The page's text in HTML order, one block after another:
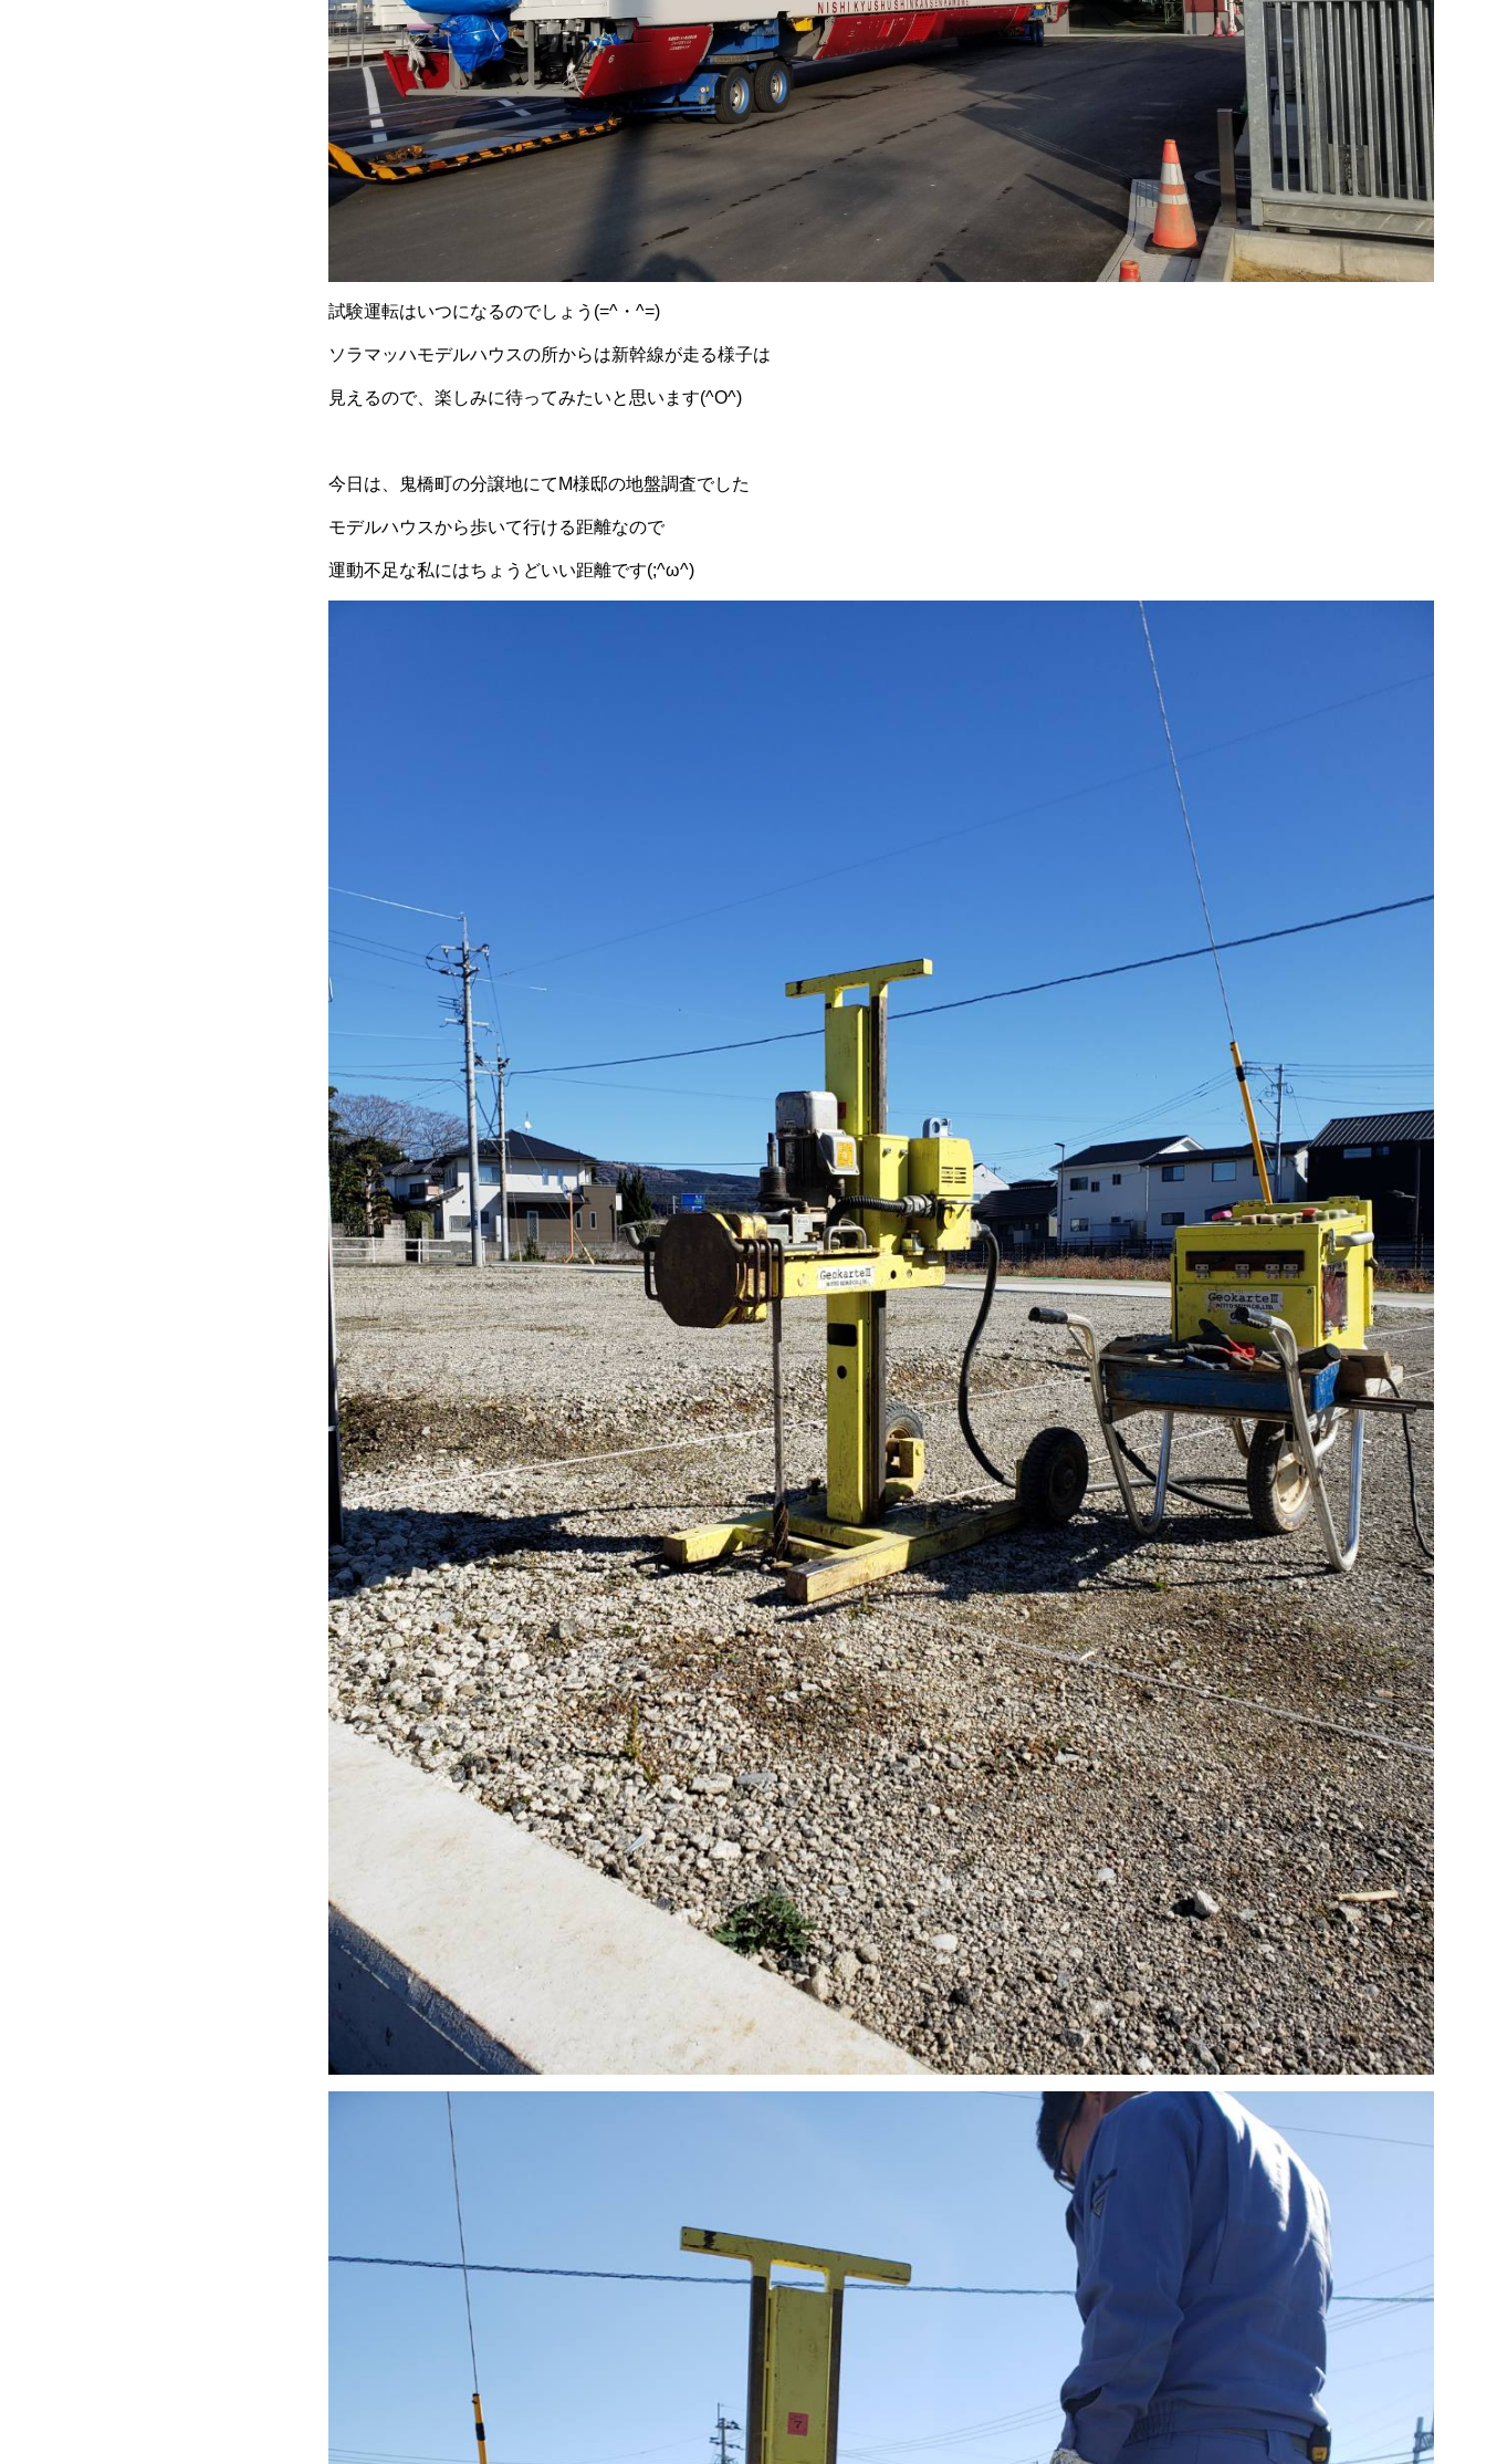
試験運転はいつになるのでしょう(=^・^=)
ソラマッハモデルハウスの所からは新幹線が走る様子は
見えるので、楽しみに待ってみたいと思います(^O^)
今日は、鬼橋町の分譲地にてM様邸の地盤調査でした
モデルハウスから歩いて行ける距離なので
運動不足な私にはちょうどいい距離です(;^ω^)